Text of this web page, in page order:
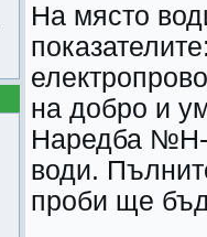
На място
на добро и
Наредба №Н-
води.
проби ще